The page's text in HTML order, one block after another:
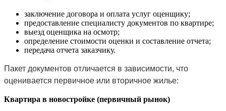
заключение договора и оплата услуг оценщику;
предоставление специалисту документов по квартире;
выезд оценщика на осмотр;
определение стоимости оценки и составление отчета;
передача отчета заказчику.
Пакет документов отличается в зависимости, что
оценивается первичное или вторичное жилье:
Квартира в новостройке (первичный рынок)